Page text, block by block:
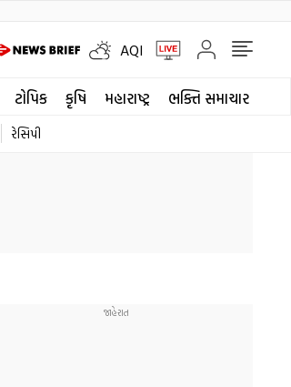
AQI
ટોપિક કૃષિ મહારાષ્ટ્ર ભક્તિ સમાચાર
રેસિપી